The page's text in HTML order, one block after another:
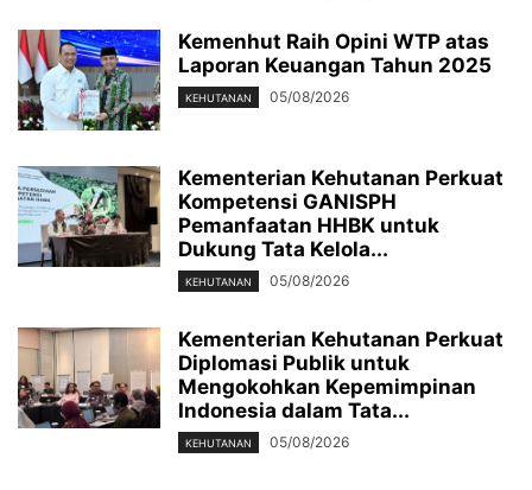
Kemenhut Raih Opini WTP atas
Laporan Keuangan Tahun 2025
KEHUTANAN 05/08/2026
Kementerian Kehutanan Perkuat
Kompetensi GANISPH
Pemanfaatan HHBK untuk
Dukung Tata Kelola...
KEHUTANAN 05/08/2026
Kementerian Kehutanan Perkuat
Diplomasi Publik untuk
Mengokohkan Kepemimpinan
Indonesia dalam Tata...
KEHUTANAN 05/08/2026